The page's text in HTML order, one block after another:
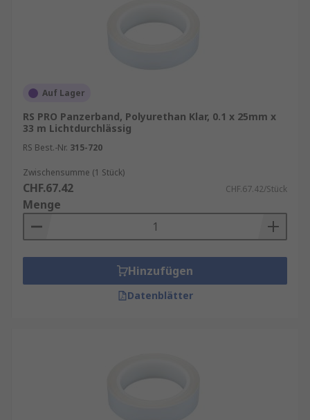
Auf Lager
RS PRO Panzerband, Polyurethan Klar, 0.1 x 25mm x
33 m Lichtdurchlässig
RS Best.-Nr. 315-720
Zwischensumme (1 Stück)
CHF.67.42 CHF.67.42/Stück
Menge
Hinzufügen
Datenblätter